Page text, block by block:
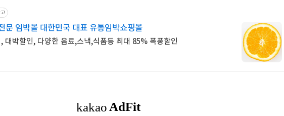
문 임박몰 대한민국 대표 유통임박쇼핑몰
대박할인, 다양한 음료,스낵,식품등 최대 85% 폭풍할인